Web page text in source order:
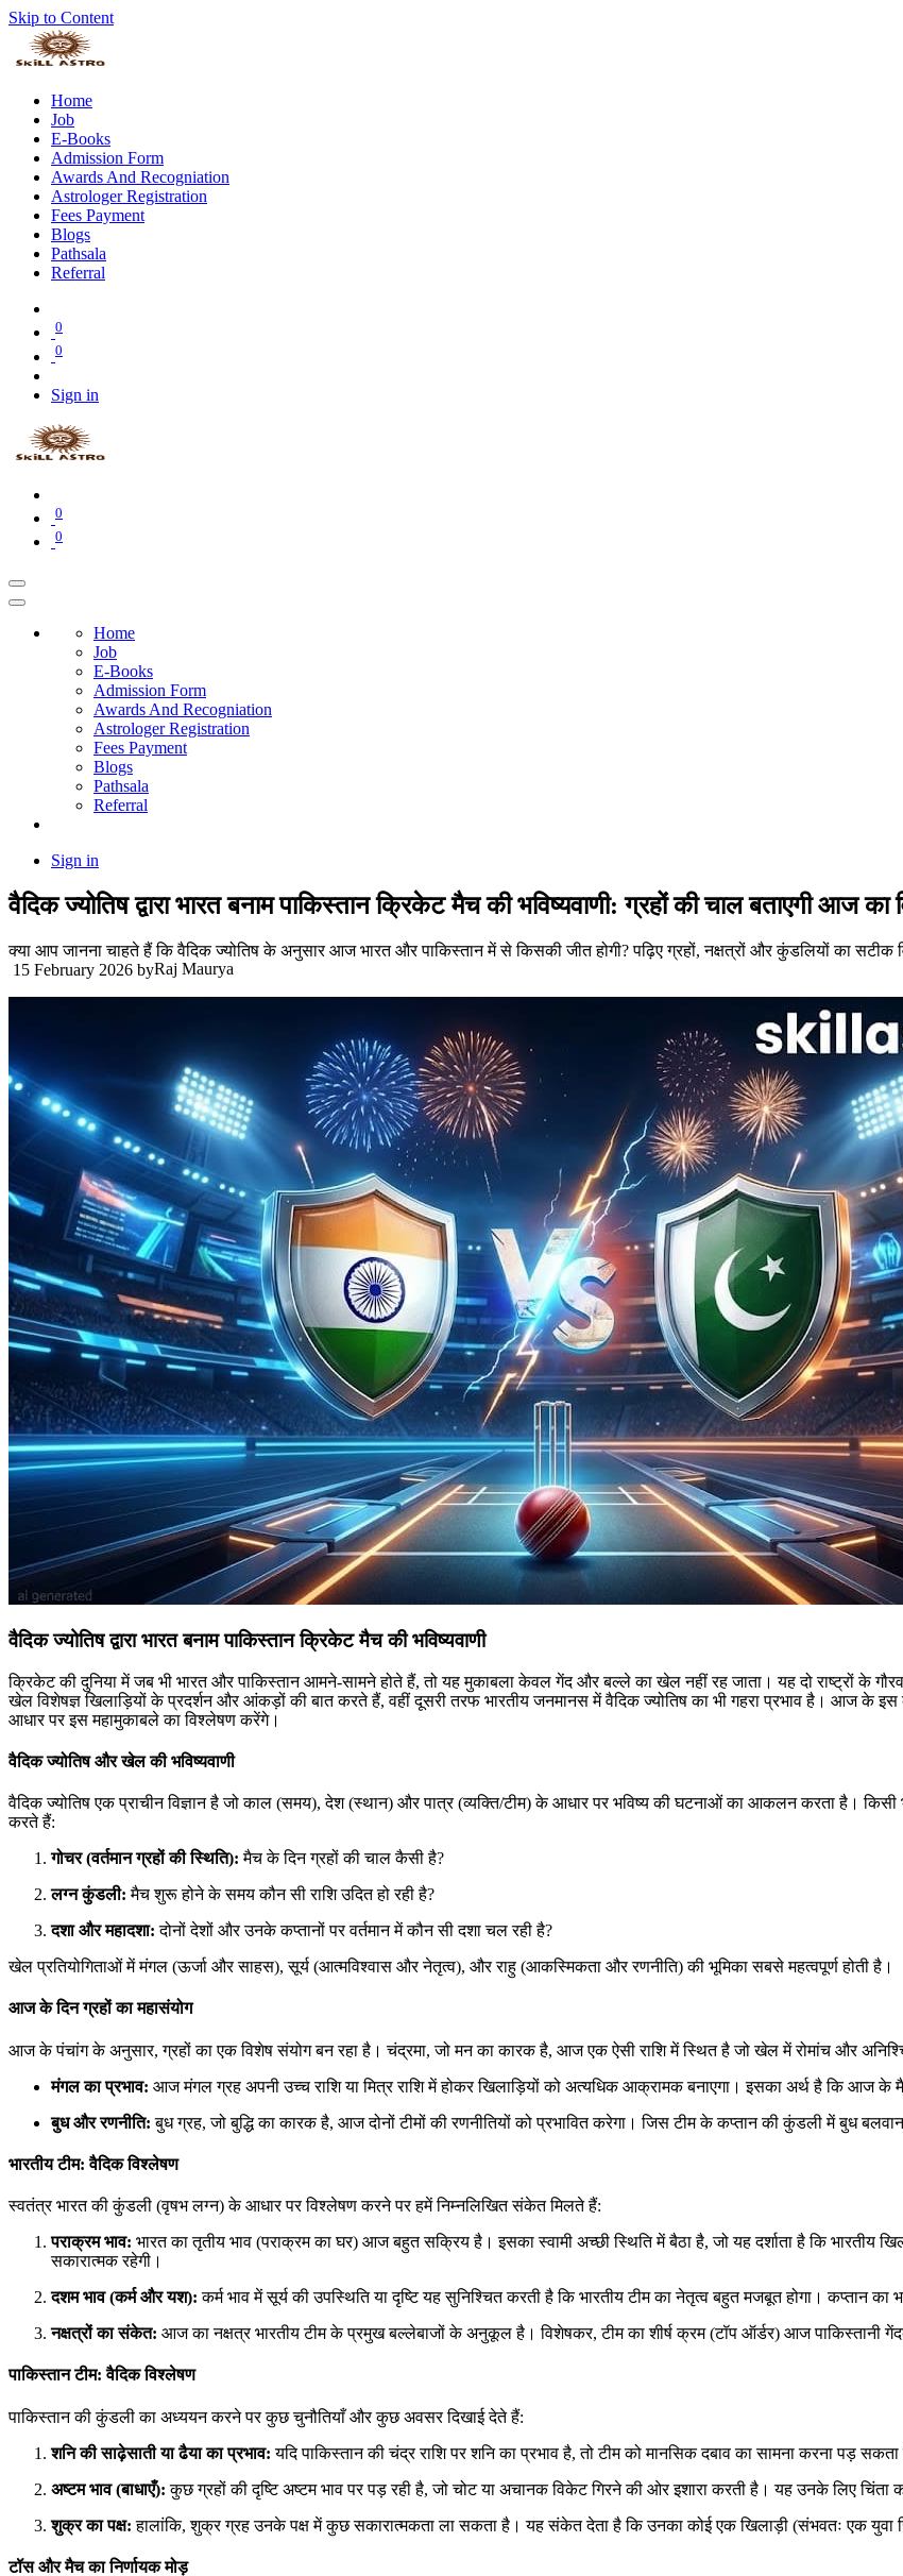
Skip to Content
Home
Job
E-Books
Admission Form
Awards And Recogniation
Astrologer Registration
Fees Payment
Blogs
Pathsala
Referral
0
0
Sign in
0
0
Home
Job
E-Books
Admission Form
Awards And Recogniation
Astrologer Registration
Fees Payment
Blogs
Pathsala
Referral
Sign in
वैदिक ज्योतिष द्वारा भारत बनाम पाकिस्तान क्रिकेट मैच की भविष्यवाणी: ग्रहों की चाल बताएगी आज का
क्या आप जानना चाहते हैं कि वैदिक ज्योतिष के अनुसार आज भारत और पाकिस्तान में से किसकी जीत होगी? पढ़िए ग्रहों, नक्षत्रों और कुंडलियों का सटीक
15 February 2026 byRaj Maurya
वैदिक ज्योतिष द्वारा भारत बनाम पाकिस्तान क्रिकेट मैच की भविष्यवाणी
क्रिकेट की दुनिया में जब भी भारत और पाकिस्तान आमने-सामने होते हैं, तो यह मुकाबला केवल गेंद और बल्ले का खेल नहीं रह जाता। यह दो राष्ट्रों के
खेल विशेषज्ञ खिलाड़ियों के प्रदर्शन और आंकड़ों की बात करते हैं, वहीं दूसरी तरफ भारतीय जनमानस में वैदिक ज्योतिष का भी गहरा प्रभाव है। आज के इस
आधार पर इस महामुकाबले का विश्लेषण करेंगे।
वैदिक ज्योतिष और खेल की भविष्यवाणी
वैदिक ज्योतिष एक प्राचीन विज्ञान है जो काल (समय), देश (स्थान) और पात्र (व्यक्ति/टीम) के आधार पर भविष्य की घटनाओं का आकलन करता है।
करते हैं:
गोचर (वर्तमान ग्रहों की स्थिति): मैच के दिन ग्रहों की चाल कैसी है?
लग्न कुंडली: मैच शुरू होने के समय कौन सी राशि उदित हो रही है?
दशा और महादशा: दोनों देशों और उनके कप्तानों पर वर्तमान में कौन सी दशा चल रही है?
खेल प्रतियोगिताओं में मंगल (ऊर्जा और साहस), सूर्य (आत्मविश्वास और नेतृत्व), और राहु (आकस्मिकता और रणनीति) की भूमिका सबसे महत्वपूर्ण होती है।
आज के दिन ग्रहों का महासंयोग
आज के पंचांग के अनुसार, ग्रहों का एक विशेष संयोग बन रहा है। चंद्रमा, जो मन का कारक है, आज एक ऐसी राशि में स्थित है जो खेल में रोमांच और
मंगल का प्रभाव: आज मंगल ग्रह अपनी उच्च राशि या मित्र राशि में होकर खिलाड़ियों को अत्यधिक आक्रामक बनाएगा। इसका अर्थ है कि आज
बुध और रणनीति: बुध ग्रह, जो बुद्धि का कारक है, आज दोनों टीमों की रणनीतियों को प्रभावित करेगा। जिस टीम के कप्तान की कुंडली में बुध बलवान
भारतीय टीम: वैदिक विश्लेषण
स्वतंत्र भारत की कुंडली (वृषभ लग्न) के आधार पर विश्लेषण करने पर हमें निम्नलिखित संकेत मिलते हैं:
पराक्रम भाव: भारत का तृतीय भाव (पराक्रम का घर) आज बहुत सक्रिय है। इसका स्वामी अच्छी स्थिति में बैठा है, जो यह दर्शाता है कि भारतीय
सकारात्मक रहेगी।
दशम भाव (कर्म और यश): कर्म भाव में सूर्य की उपस्थिति या दृष्टि यह सुनिश्चित करती है कि भारतीय टीम का नेतृत्व बहुत मजबूत होगा। कप्तान का
नक्षत्रों का संकेत: आज का नक्षत्र भारतीय टीम के प्रमुख बल्लेबाजों के अनुकूल है। विशेषकर, टीम का शीर्ष क्रम (टॉप ऑर्डर) आज पाकिस्तानी
पाकिस्तान टीम: वैदिक विश्लेषण
पाकिस्तान की कुंडली का अध्ययन करने पर कुछ चुनौतियाँ और कुछ अवसर दिखाई देते हैं:
शनि की साढ़ेसाती या ढैया का प्रभाव: यदि पाकिस्तान की चंद्र राशि पर शनि का प्रभाव है, तो टीम को मानसिक दबाव का सामना करना पड़
अष्टम भाव (बाधाएँ): कुछ ग्रहों की दृष्टि अष्टम भाव पर पड़ रही है, जो चोट या अचानक विकेट गिरने की ओर इशारा करती है। यह उनके लिए चिंता
शुक्र का पक्ष: हालांकि, शुक्र ग्रह उनके पक्ष में कुछ सकारात्मकता ला सकता है। यह संकेत देता है कि उनका कोई एक खिलाड़ी (संभवतः एक
टॉस और मैच का निर्णायक मोड़